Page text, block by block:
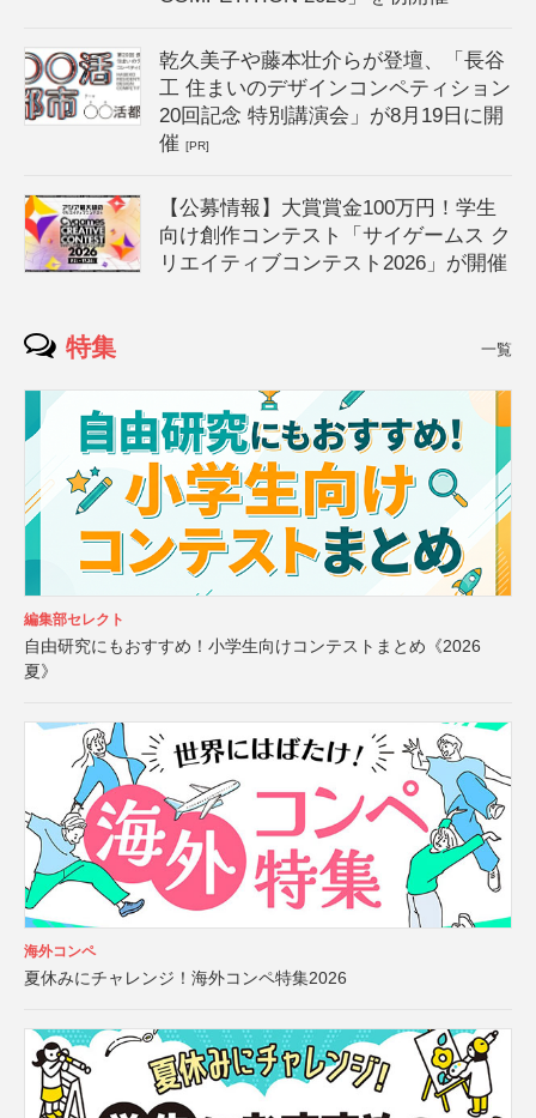
乾久美子や藤本壮介らが登壇、「長谷
工 住まいのデザインコンペティション
20回記念 特別講演会」が8月19日に開
催[PR]
【公募情報】大賞賞金100万円！学生
向け創作コンテスト「サイゲームス ク
リエイティブコンテスト2026」が開催
特集 一覧
編集部セレクト
自由研究にもおすすめ！小学生向けコンテストまとめ《2026
夏》
海外コンペ
夏休みにチャレンジ！海外コンペ特集2026